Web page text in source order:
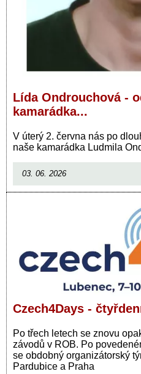
Lída Ondrouchová -
kamarádka...
V úterý 2. června nás po
naše kamarádka Ludmila
03. 06. 2026
Czech4Days -
Po třech letech se znovu
závodů v ROB. Po
se obdobný organizátorský
Pardubice a Praha